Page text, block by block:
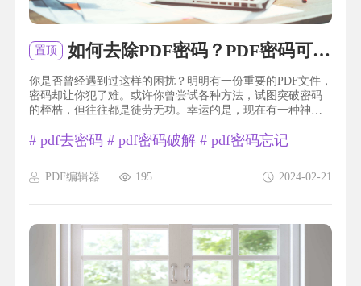
置顶 如何去除PDF密码？PDF密码可以去除吗？
你是否曾经遇到过这样的困扰？明明有一份重要的PDF文件，
密码却让你犯了难。或许你曾尝试各种方法，试图突破密码
的桎梏，但往往都是徒劳无功。幸运的是，现在有一种神奇
只需简单的几步，你就能够将PDF文件的密码瞬间去除，重新
的文件不再受密码的束缚，自由自在地畅游在数字世界的海
洋中！pdf去密码福昕PDF编辑器产品可以帮助用户轻松去除
PDF编辑器 2024-02-21
195
# pdf去密码 # pdf密码破解# pdf密码忘记